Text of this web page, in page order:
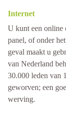
Internet
U kunt een online
panel, of onder
geval maakt u
van Nederland
30.000 leden van
geworven; een
werving.